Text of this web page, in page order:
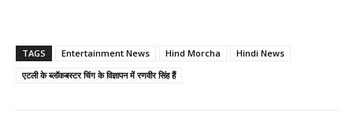
TAGS Entertainment News Hind Morcha
Hindi News
एटली के ब्लॉकबस्टर चिंग के विज्ञापन में रणवीर सिंह हैं